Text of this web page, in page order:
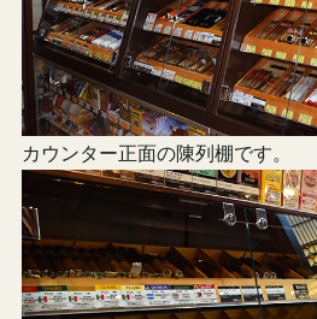
カウンター正面の陳列棚です。